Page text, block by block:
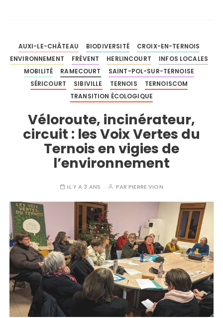
AUXI-LE-CHÂTEAU BIODIVERSITÉ
CROIX-EN-TERNOIS
ENVIRONNEMENT
FRÉVENT HERLINCOURT
INFOS LOCALES
MOBILITÉ
RAMECOURT
SAINT-POL-SUR-TERNOISE
SÉRICOURT
SIBIVILLE TERNOIS
TERNOISCOM
TRANSITION ÉCOLOGIQUE
Véloroute, incinérateur,
circuit : les Voix Vertes du
Ternois en vigies de
l’environnement
IL Y A 3 ANS PARPIERRE VION